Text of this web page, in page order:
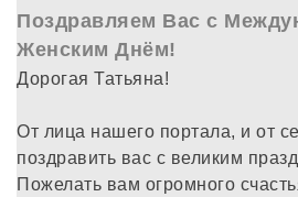
Поздравляем Вас с
Женским Днём!
Дорогая Татьяна!
От лица нашего портала, и от
поздравить вас с великим
Пожелать вам огромного